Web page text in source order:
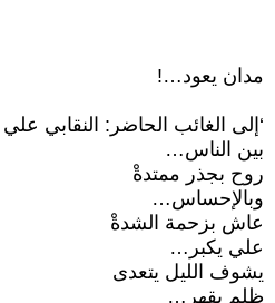
مدان يعود…!
‘إلى الغائب الحاضر: النقابي
بين الناس…
روح بجذر ممتدةْ
وبالإحساس…
عاش بزحمة الشدةْ
علي يكبر…
يشوف الليل يتعدى
ظلم يقهر…